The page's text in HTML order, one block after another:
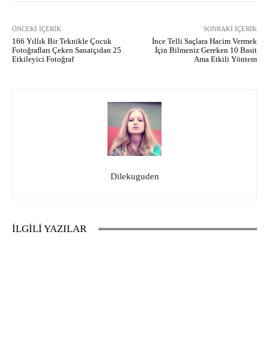
ÖNCEKI İÇERIK
166 Yıllık Bir Teknikle Çocuk
Fotoğrafları Çeken Sanatçıdan 25
Etkileyici Fotoğraf
SONRAKI İÇERIK
İnce Telli Saçlara Hacim Vermek
İçin Bilmeniz Gereken 10 Basit
Ama Etkili Yöntem
Dilekuguden
İLGİLİ YAZILAR